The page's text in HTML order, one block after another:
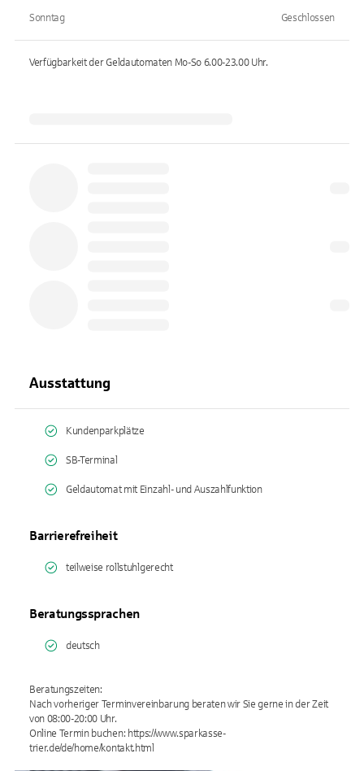
Sonntag Geschlossen
Verfügbarkeit der Geldautomaten Mo-So 6.00-23.00Uhr.
Ausstattung
Kundenparkplätze
SB-Terminal
Geldautomat mit Einzahl- und Auszahlfunktion
Barrierefreiheit
teilweise rollstuhlgerecht
Beratungssprachen
deutsch
Beratungszeiten:
Nach vorheriger Terminvereinbarung beraten wir Sie gerne in der Zeit
von 08:00-20:00 Uhr.
Online Termin buchen: https://www.sparkasse-
trier.de/de/home/kontakt.html